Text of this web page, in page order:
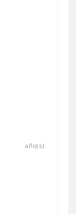
año(s)